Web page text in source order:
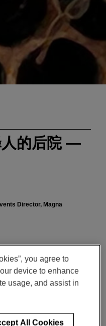
人的后院 —
Director, Magna
州特洛伊市有一个田园般
，近一百万只蜜蜂，还
。四周都是在吸引传粉者
色铁线莲。LaForest 对
细节上，她印有蜜蜂图
。蜜蜂正在辛勤工作。请
you agree to
device to enhance
usage, and assist in
All Cookies